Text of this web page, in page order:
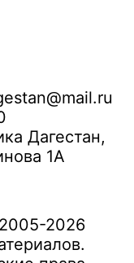
Дагестан,
1А
2026